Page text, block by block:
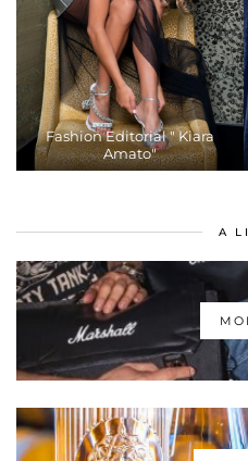
Fashion Editorial " Kiara
Amato"
A